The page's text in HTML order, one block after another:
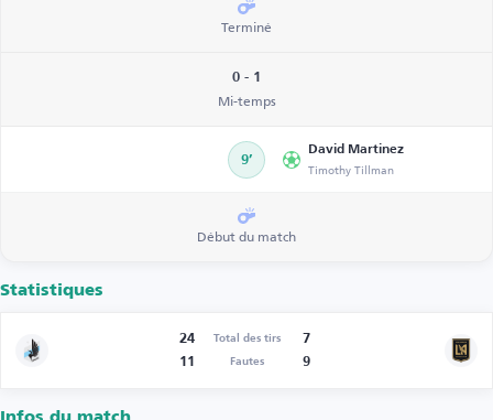
Terminé
0 - 1
Mi-temps
9’
David Martinez
Timothy Tillman
Début du match
Statistiques
24 Total des tirs
7
11
Fautes 9